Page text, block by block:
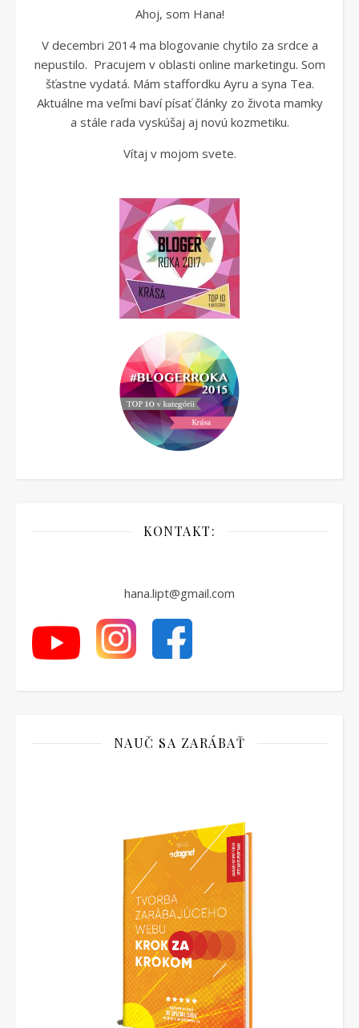
Ahoj, som Hana!
V decembri 2014 ma blogovanie chytilo za srdce a
nepustilo. Pracujem v oblasti online marketingu. Som
šťastne vydatá. Mám staffordku Ayru a syna Tea.
Aktuálne ma veľmi baví písať články zo života mamky
a stále rada vyskúšaj aj novú kozmetiku.
Vítaj v mojom svete.
KONTAKT:
hana.lipt@gmail.com
NAUČ SA ZARÁBAŤ